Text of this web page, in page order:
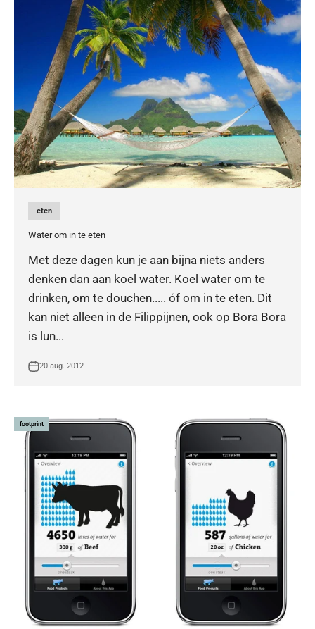
eten
Water om in te eten
Met deze dagen kun je aan bijna niets anders
denken dan aan koel water. Koel water om te
drinken, om te douchen..... óf om in te eten. Dit
kan niet alleen in de Filippijnen, ook op Bora Bora
is lun...
20 aug. 2012
footprint